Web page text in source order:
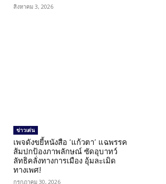
สิงหาคม 3, 2026
ข่าวเด่น
เพจดังขยี้หนังสือ ‘แก้วตา’ แฉพรรค
ส้มปกป้องภาพลักษณ์ ซัดอุบาทว์
ลัทธิคลั่งทางการเมือง อุ้มละเมิด
ทางเพศ!
กรกฎาคม 30, 2026